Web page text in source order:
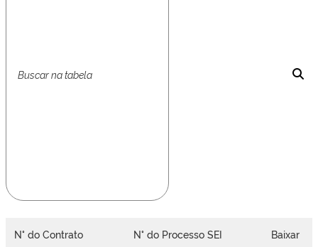
N° do Contrato N° do Processo SEI Baixar